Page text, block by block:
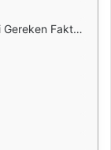
Faktörler